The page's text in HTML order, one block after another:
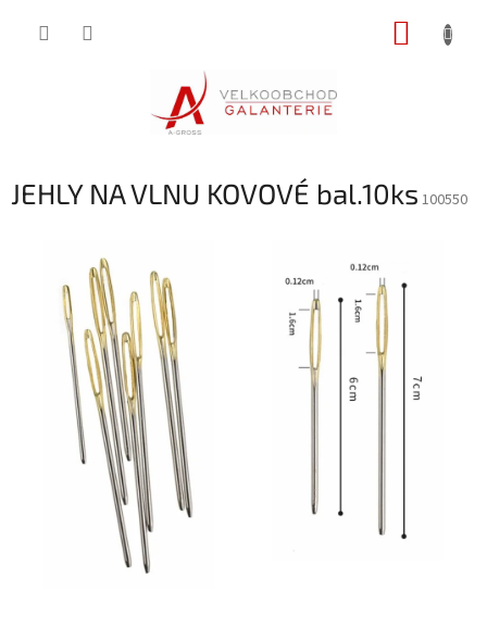
JEHLY NA VLNU KOVOVÉ bal.10ks 100550